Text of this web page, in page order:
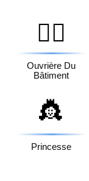
👷‍♀️
Ouvrière Du
Bâtiment
👸
Princesse